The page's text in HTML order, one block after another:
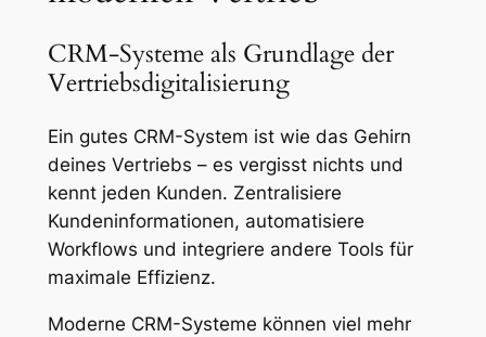
CRM-Systeme als Grundlage der
Vertriebsdigitalisierung
Ein gutes CRM-System ist wie das Gehirn
deines Vertriebs – es vergisst nichts und
kennt jeden Kunden. Zentralisiere
Kundeninformationen, automatisiere
Workflows und integriere andere Tools für
maximale Effizienz.
Moderne CRM-Systeme können viel mehr